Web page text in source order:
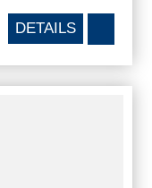
DETAILS